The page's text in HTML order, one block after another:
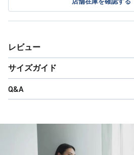
レビュー
サイズガイド
Q&A